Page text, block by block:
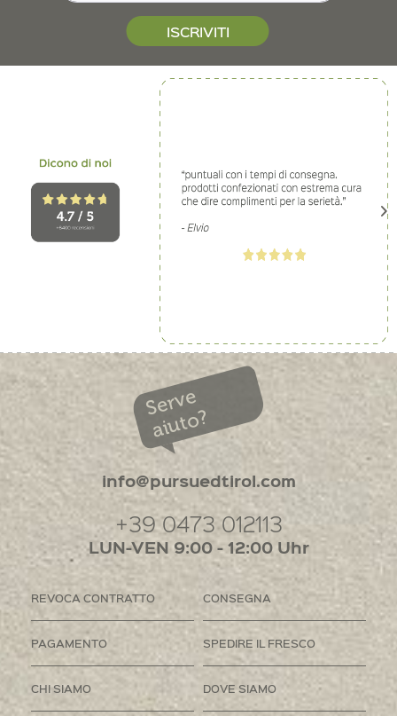
ISCRIVITI
Serve
aiuto?
info@pursuedtirol.com
+39 0473 012113
LUN-VEN 9:00 - 12:00 Uhr
REVOCA CONTRATTO CONSEGNA
PAGAMENTO SPEDIRE IL FRESCO
CHI SIAMO DOVE SIAMO